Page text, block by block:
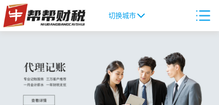
切换城市